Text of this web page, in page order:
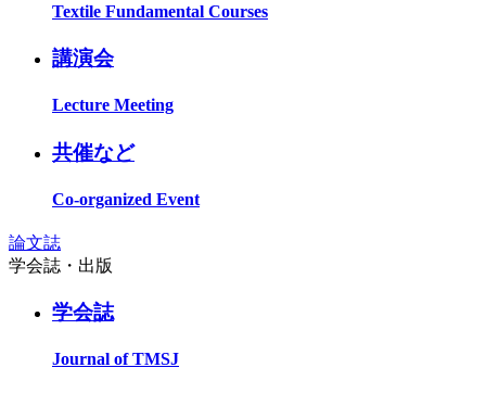
Textile Fundamental Courses
講演会
Lecture Meeting
共催など
Co-organized Event
論文誌
学会誌・出版
学会誌
Journal of TMSJ